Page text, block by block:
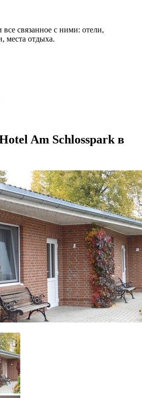
связанное с ними: отели,
места отдыха.
Am Schlosspark в